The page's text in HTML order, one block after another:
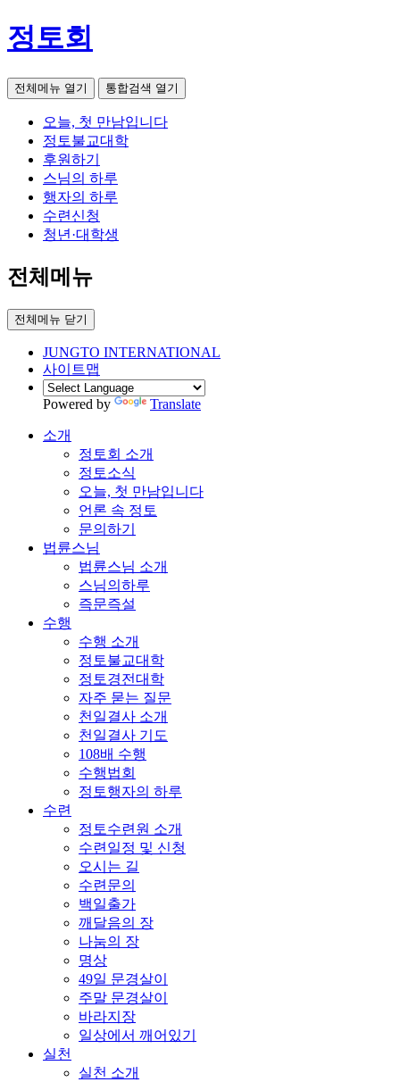
정토회
전체메뉴 열기 통합검색 열기
오늘, 첫 만남입니다
정토불교대학
후원하기
스님의 하루
행자의 하루
수련신청
청년·대학생
전체메뉴
전체메뉴 닫기
JUNGTO INTERNATIONAL
사이트맵
Powered by Translate
소개
정토회 소개
정토소식
오늘, 첫 만남입니다
언론 속 정토
문의하기
법륜스님
법륜스님 소개
스님의하루
즉문즉설
수행
수행 소개
정토불교대학
정토경전대학
자주 묻는 질문
천일결사 소개
천일결사 기도
108배 수행
수행법회
정토행자의 하루
수련
정토수련원 소개
수련일정 및 신청
오시는 길
수련문의
백일출가
깨달음의 장
나눔의 장
명상
49일 문경살이
주말 문경살이
바라지장
일상에서 깨어있기
실천
실천 소개